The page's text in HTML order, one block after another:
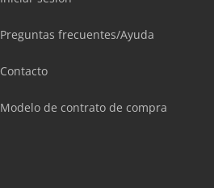
Preguntas frecuentes/Ayuda
Contacto
Modelo de contrato de compra